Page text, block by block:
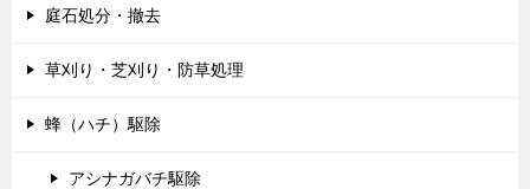
庭石処分・撤去
草刈り・芝刈り・防草処理
蜂（ハチ）駆除
アシナガバチ駆除